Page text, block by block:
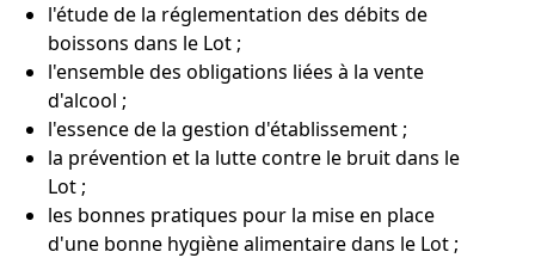
l'étude de la réglementation des débits de
boissons dans le Lot ;
l'ensemble des obligations liées à la vente
d'alcool ;
l'essence de la gestion d'établissement ;
la prévention et la lutte contre le bruit dans le
Lot ;
les bonnes pratiques pour la mise en place
d'une bonne hygiène alimentaire dans le Lot ;